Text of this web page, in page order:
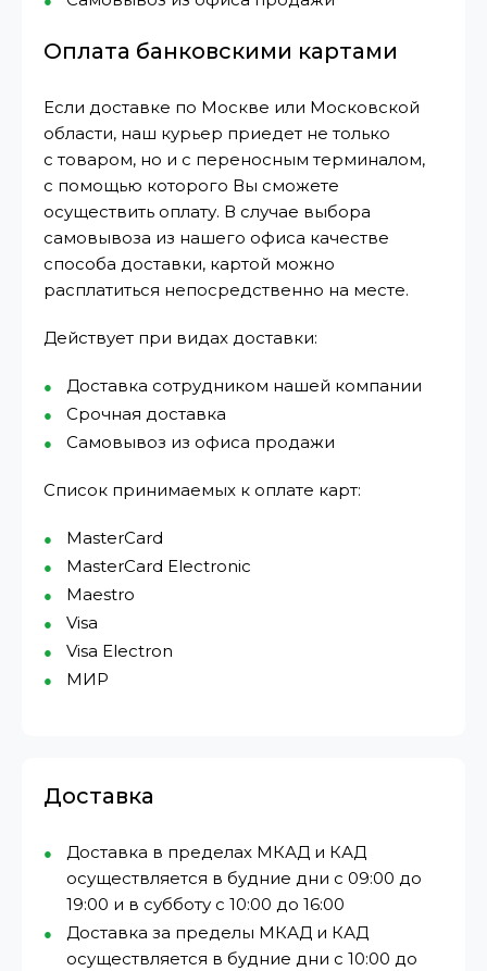
Оплата банковскими картами
Если доставке по Москве или Московской
области, наш курьер приедет не только
с товаром, но и с переносным терминалом,
с помощью которого Вы сможете
осуществить оплату. В случае выбора
самовывоза из нашего офиса качестве
способа доставки, картой можно
расплатиться непосредственно на месте.
Действует при видах доставки:
Доставка сотрудником нашей компании
Срочная доставка
Самовывоз из офиса продажи
Список принимаемых к оплате карт:
MasterCard
MasterCard Electronic
Maestro
Visa
Visa Electron
МИР⁠
Доставка
Доставка в пределах МКАД и КАД
осуществляется в будние дни с 09:00 до
19:00 и в субботу с 10:00 до 16:00
Доставка за пределы МКАД и КАД
осуществляется в будние дни с 10:00 до